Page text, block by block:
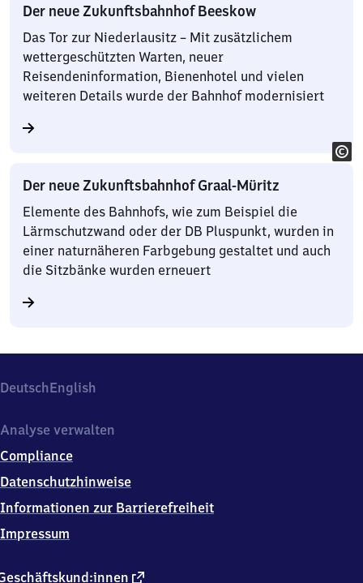
Der neue Zukunftsbahnhof Beeskow
Das Tor zur Niederlausitz – Mit zusätzlichem
wettergeschützten Warten, neuer
Reisendeninformation, Bienenhotel und vielen
weiteren Details wurde der Bahnhof modernisiert
Der neue Zukunftsbahnhof Graal-Müritz
Elemente des Bahnhofs, wie zum Beispiel die
Lärmschutzwand oder der DB Pluspunkt, wurden in
einer naturnäheren Farbgebung gestaltet und auch
die Sitzbänke wurden erneuert
DeutschEnglish
externer
Analyse verwalten
Compliance
Datenschutzhinweise
Informationen zur Barrierefreiheit
Impressum